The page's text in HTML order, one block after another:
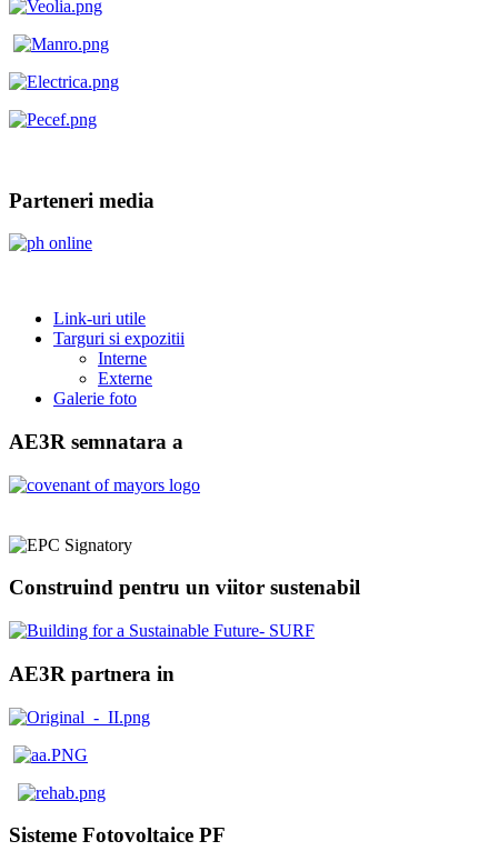
Parteneri media
Link-uri utile
Targuri si expozitii
Interne
Externe
Galerie foto
AE3R semnatara a
Construind pentru un viitor sustenabil
AE3R partnera in
Sisteme Fotovoltaice PF